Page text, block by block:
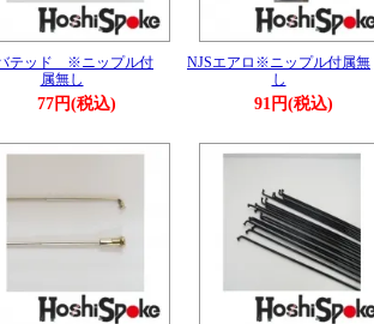
テッド ※ニップル付
属無し
77円(税込)
NJSエアロ※ニップル付属無
し
91円(税込)